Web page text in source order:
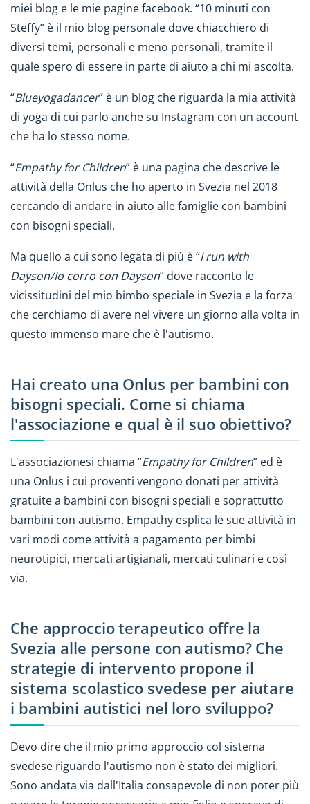
miei blog e le mie pagine facebook. “10 minuti con
Steffy” è il mio blog personale dove chiacchiero di
diversi temi, personali e meno personali, tramite il
quale spero di essere in parte di aiuto a chi mi ascolta.
“Blueyogadancer” è un blog che riguarda la mia attività
di yoga di cui parlo anche su Instagram con un account
che ha lo stesso nome.
“Empathy for Children” è una pagina che descrive le
attività della Onlus che ho aperto in Svezia nel 2018
cercando di andare in aiuto alle famiglie con bambini
con bisogni speciali.
Ma quello a cui sono legata di più è “I run with
Dayson/Io corro con Dayson” dove racconto le
vicissitudini del mio bimbo speciale in Svezia e la forza
che cerchiamo di avere nel vivere un giorno alla volta in
questo immenso mare che è l'autismo.
Hai creato una Onlus per bambini con
bisogni speciali. Come si chiama
l'associazione e qual è il suo obiettivo?
L'associazionesi chiama “Empathy for Children” ed è
una Onlus i cui proventi vengono donati per attività
gratuite a bambini con bisogni speciali e soprattutto
bambini con autismo. Empathy esplica le sue attività in
vari modi come attività a pagamento per bimbi
neurotipici, mercati artigianali, mercati culinari e così
via.
Che approccio terapeutico offre la
Svezia alle persone con autismo? Che
strategie di intervento propone il
sistema scolastico svedese per aiutare
i bambini autistici nel loro sviluppo?
Devo dire che il mio primo approccio col sistema
svedese riguardo l'autismo non è stato dei migliori.
Sono andata via dall'Italia consapevole di non poter più